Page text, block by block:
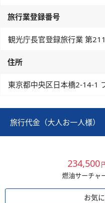
旅行業登録番号
観光庁長官登録旅行業 第
住所
東京都中央区日本橋2-14-1
旅行代金（大人お一人様）
234,500
燃油サーチャ
お気